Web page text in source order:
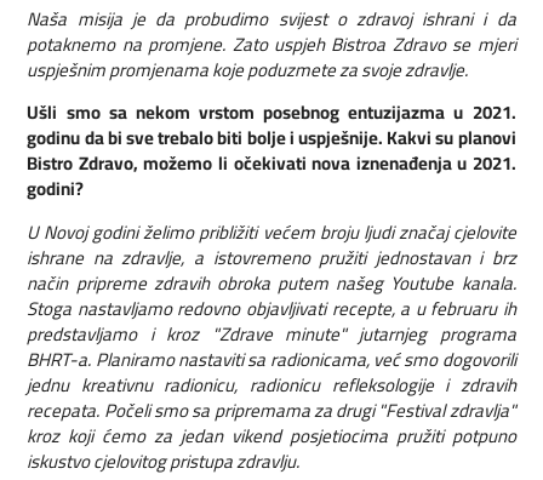
Naša misija je da probudimo svijest o zdravoj ishrani i da
potaknemo na promjene. Zato uspjeh Bistroa Zdravo se mjeri
uspješnim promjenama koje poduzmete za svoje zdravlje.
Ušli smo sa nekom vrstom posebnog entuzijazma u 2021.
godinu da bi sve trebalo biti bolje i uspješnije. Kakvi su planovi
Bistro Zdravo, možemo li očekivati nova iznenađenja u 2021.
godini?
U Novoj godini želimo približiti većem broju ljudi značaj cjelovite
ishrane na zdravlje, a istovremeno pružiti jednostavan i brz
način pripreme zdravih obroka putem našeg Youtube kanala.
Stoga nastavljamo redovno objavljivati recepte, a u februaru ih
predstavljamo i kroz "Zdrave minute" jutarnjeg programa
BHRT-a. Planiramo nastaviti sa radionicama, već smo dogovorili
jednu kreativnu radionicu, radionicu refleksologije i zdravih
recepata. Počeli smo sa pripremama za drugi "Festival zdravlja"
kroz koji ćemo za jedan vikend posjetiocima pružiti potpuno
iskustvo cjelovitog pristupa zdravlju.